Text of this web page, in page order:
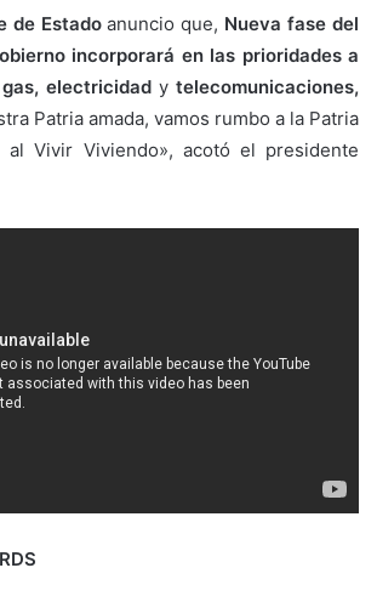
de Estadoanuncio que, Nueva fase del
incorporará en las prioridades a
electricidadytelecomunicaciones,
Patria amada, vamos rumbo a la Patria
al Vivir Viviendo», acotó el presidente